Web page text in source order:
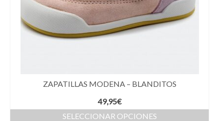
ZAPATILLAS MODENA – BLANDITOS
49,95€
SELECCIONAR OPCIONES